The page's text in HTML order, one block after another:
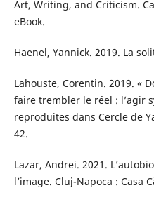
Art, Writing, and Criticism.
eBook.
Haenel, Yannick. 2019. La
Lahouste, Corentin. 2019. «
faire trembler le réel : l’agir
reproduites dans Cercle de
42.
Lazar, Andrei. 2021.
l’image. Cluj-Napoca : Casa